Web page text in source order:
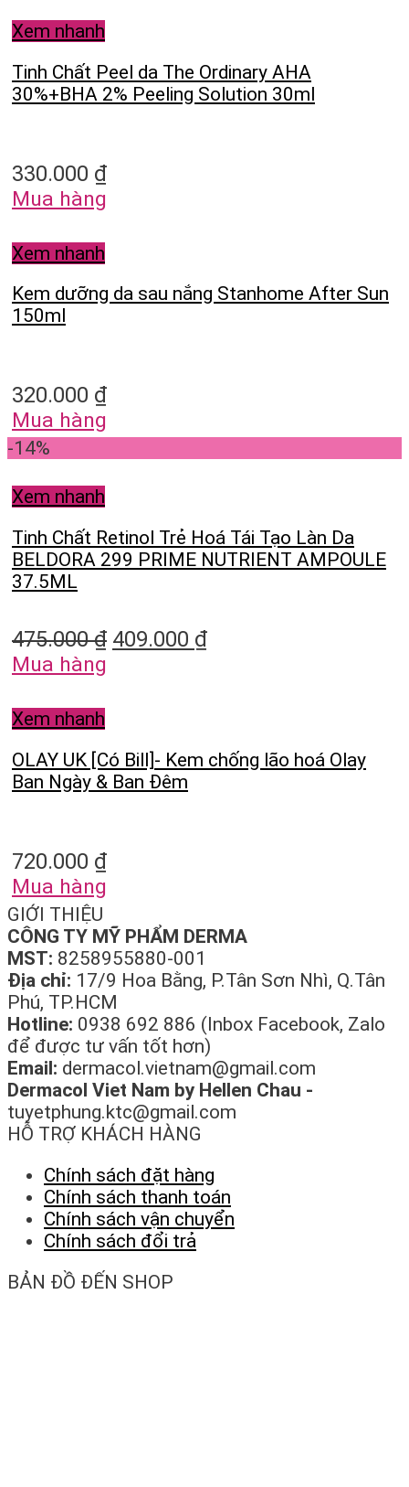
Xem nhanh
Tinh Chất Peel da The Ordinary AHA
30%+BHA 2% Peeling Solution 30ml
330.000 ₫
Mua hàng
Xem nhanh
Kem dưỡng da sau nắng Stanhome After Sun
150ml
320.000 ₫
Mua hàng
-14%
Xem nhanh
Tinh Chất Retinol Trẻ Hoá Tái Tạo Làn Da
BELDORA 299 PRIME NUTRIENT AMPOULE
37.5ML
475.000₫ 409.000 ₫
Mua hàng
Xem nhanh
OLAY UK [Có Bill]- Kem chống lão hoá Olay
Ban Ngày & Ban Đêm
720.000 ₫
Mua hàng
GIỚI THIỆU
CÔNG TY MỸ PHẨM DERMA
MST: 8258955880-001
Địa chỉ: 17/9 Hoa Bằng, P.Tân Sơn Nhì, Q.Tân
Phú, TP.HCM
Hotline: 0938 692 886 (Inbox Facebook, Zalo
để được tư vấn tốt hơn)
Email: dermacol.vietnam@gmail.com
Dermacol Viet Nam by Hellen Chau -
tuyetphung.ktc@gmail.com
HỖ TRỢ KHÁCH HÀNG
Chính sách đặt hàng
Chính sách thanh toán
Chính sách vận chuyển
Chính sách đổi trả
BẢN ĐỒ ĐẾN SHOP